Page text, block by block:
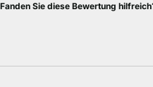
Fanden Sie diese Bewertung